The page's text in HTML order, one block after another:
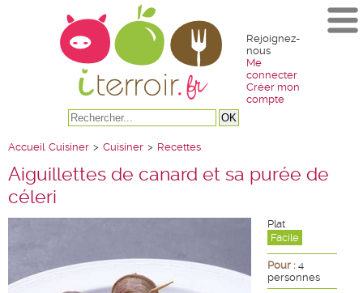
Rejoignez-
nous
Me
connecter
Créer mon
compte
Accueil Cuisiner > Cuisiner > Recettes
Aiguillettes de canard et sa purée de
céleri
Plat
Facile
Pour : 4
personnes